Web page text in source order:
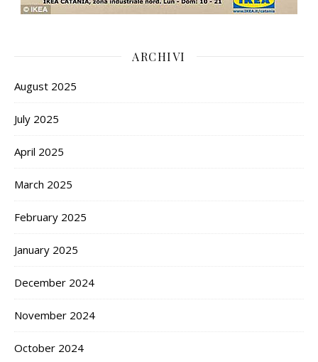
ARCHIVI
August 2025
July 2025
April 2025
March 2025
February 2025
January 2025
December 2024
November 2024
October 2024